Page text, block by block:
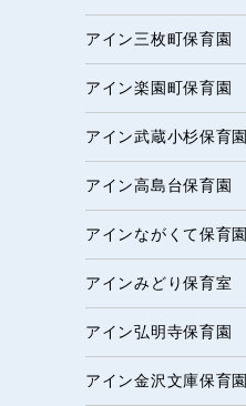
アイン三枚町保育園
アイン楽園町保育園
アイン武蔵小杉保育園
アイン高島台保育園
アインながくて保育園
アインみどり保育室
アイン弘明寺保育園
アイン金沢文庫保育園